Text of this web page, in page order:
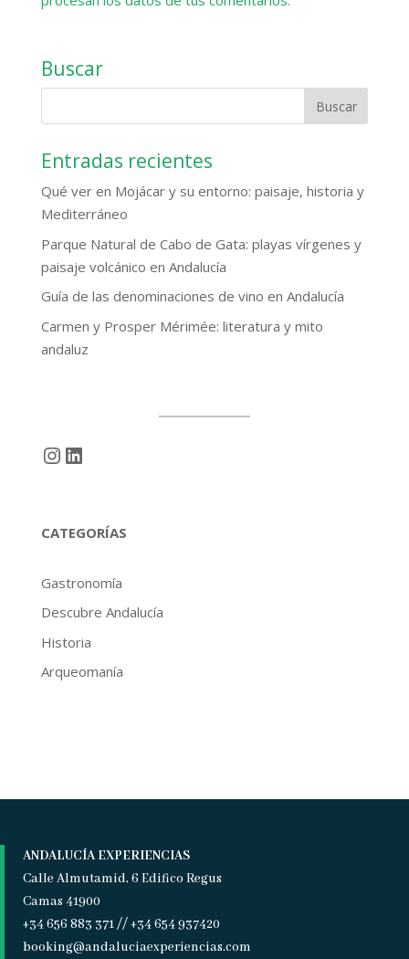
Buscar
Entradas recientes
Qué ver en Mojácar y su entorno: paisaje, historia y
Mediterráneo
Parque Natural de Cabo de Gata: playas vírgenes y
paisaje volcánico en Andalucía
Guía de las denominaciones de vino en Andalucía
Carmen y Prosper Mérimée: literatura y mito
andaluz
Instagram
LinkedIn
CATEGORÍAS
Gastronomía
Descubre Andalucía
Historia
Arqueomanía
ANDALUCÍA EXPERIENCIAS
Calle Almutamid, 6 Edifico Regus
Camas 41900
+34 656 883 371 // +34 654 937420
booking@andaluciaexperiencias.com